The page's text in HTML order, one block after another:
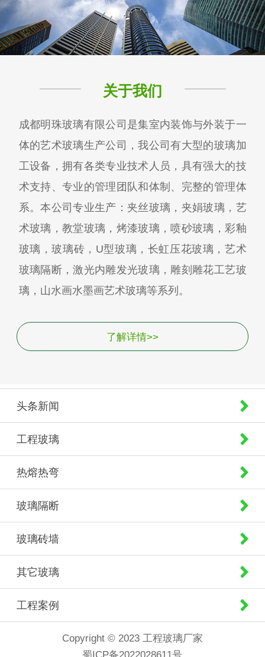
关于我们
成都明珠玻璃有限公司是集室内装饰与外装于一
体的艺术玻璃生产公司，我公司有大型的玻璃加
工设备，拥有各类专业技术人员，具有强大的技
术支持、专业的管理团队和体制、完整的管理体
系。本公司专业生产：夹丝玻璃，夹娟玻璃，艺
术玻璃，教堂玻璃，烤漆玻璃，喷砂玻璃，彩釉
玻璃，玻璃砖，U型玻璃，长虹压花玻璃，艺术
玻璃隔断，激光内雕发光玻璃，雕刻雕花工艺玻
璃，山水画水墨画艺术玻璃等系列。
了解详情>>
头条新闻
工程玻璃
热熔热弯
玻璃隔断
玻璃砖墙
其它玻璃
工程案例
Copyright © 2023 工程玻璃厂家
蜀ICP备2022028611号